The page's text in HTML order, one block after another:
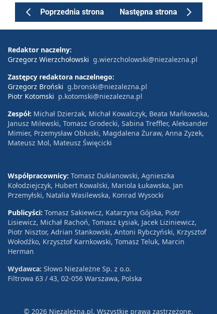
Poprzednia strona Następna strona
Redaktor naczelny:
Grzegorz Wierzchołowski g.wierzcholowski@niezalezna.pl
Zastępcy redaktora naczelnego:
Grzegorz Broński g.bronski@niezalezna.pl
Piotr Kotomski p.kotomski@niezalezna.pl
Zespół: Michał Dzierżak, Michał Kowalczyk, Beata Mańkowska,
Janusz Milewski, Tomasz Grodecki, Sabina Treffler, Aleksander
Mimier, Przemysław Obłuski, Magdalena Żuraw, Anna Zyzek,
Mateusz Mol, Mateusz Święcicki
Współpracownicy: Tomasz Duklanowski, Agnieszka
Kołodziejczyk, Hubert Kowalski, Mariola Łukawska, Jan
Przemyłski, Natalia Wasilewska, Konrad Wysocki
Publicyści: Tomasz Sakiewicz, Katarzyna Gójska, Piotr
Lisiewicz, Michał Rachoń, Tomasz Łysiak, Jacek Liziniewicz,
Piotr Nisztor, Adrian Stankowski, Antoni Rybczyński, Krzysztof
Wołodźko, Krzysztof Karnkowski, Tomasz Teluk, Marcin
Herman
Wydawca: Słowo Niezależne Sp. z o.o.
Filtrowa 63 / 43, 02-056 Warszawa, Polska
© 2026 Niezależna.pl. Wszystkie prawa zastrzeżone.